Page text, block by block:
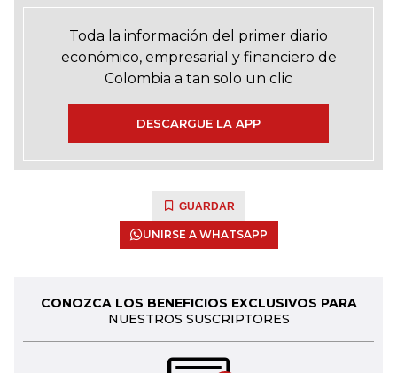
Toda la información del primer diario
económico, empresarial y financiero de
Colombia a tan solo un clic
DESCARGUE LA APP
GUARDAR
UNIRSE A WHATSAPP
CONOZCA LOS BENEFICIOS EXCLUSIVOS PARA
NUESTROS SUSCRIPTORES